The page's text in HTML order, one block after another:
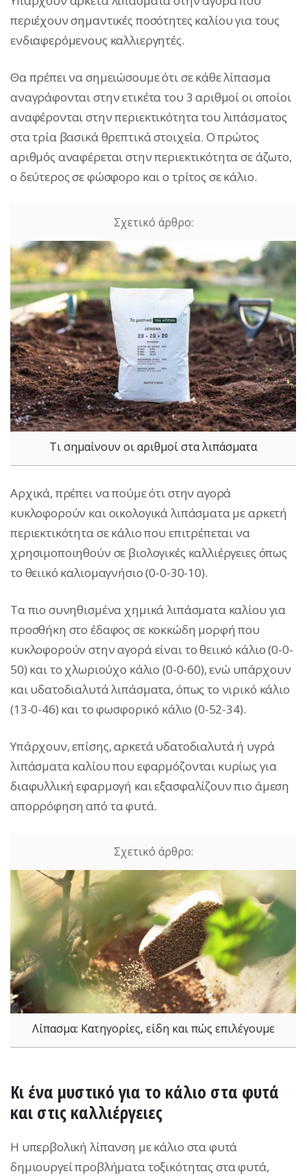
περιέχουν σημαντικές ποσότητες καλίου για τους
ενδιαφερόμενους καλλιεργητές.
Θα πρέπει να σημειώσουμε ότι σε κάθε λίπασμα
αναγράφονται στην ετικέτα του 3 αριθμοί οι οποίοι
αναφέρονται στην περιεκτικότητα του λιπάσματος
στα τρία βασικά θρεπτικά στοιχεία. Ο πρώτος
αριθμός αναφέρεται στην περιεκτικότητα σε άζωτο,
ο δεύτερος σε φώσφορο και ο τρίτος σε κάλιο.
Τι σημαίνουν οι αριθμοί στα λιπάσματα
Αρχικά, πρέπει να πούμε ότι στην αγορά
κυκλοφορούν και οικολογικά λιπάσματα με αρκετή
περιεκτικότητα σε κάλιο που επιτρέπεται να
χρησιμοποιηθούν σε βιολογικές καλλιέργειες όπως
το θειικό καλιομαγνήσιο (0-0-30-10).
Τα πιο συνηθισμένα χημικά λιπάσματα καλίου για
προσθήκη στο έδαφος σε κοκκώδη μορφή που
κυκλοφορούν στην αγορά είναι το θειικό κάλιο (0-0-
50) και το χλωριούχο κάλιο (0-0-60), ενώ υπάρχουν
και υδατοδιαλυτά λιπάσματα, όπως το νιρικό κάλιο
(13-0-46) και το φωσφορικό κάλιο (0-52-34).
Υπάρχουν, επίσης, αρκετά υδατοδιαλυτά ή υγρά
λιπάσματα καλίου που εφαρμόζονται κυρίως για
διαφυλλική εφαρμογή και εξασφαλίζουν πιο άμεση
απορρόφηση από τα φυτά.
Λίπασμα: Κατηγορίες, είδη και πώς επιλέγουμε
Κι ένα μυστικό για το κάλιο στα φυτά
και στις καλλιέργειες
H υπερβολική λίπανση με κάλιο στα φυτά
δημιουργεί προβλήματα τοξικότητας στα φυτά,